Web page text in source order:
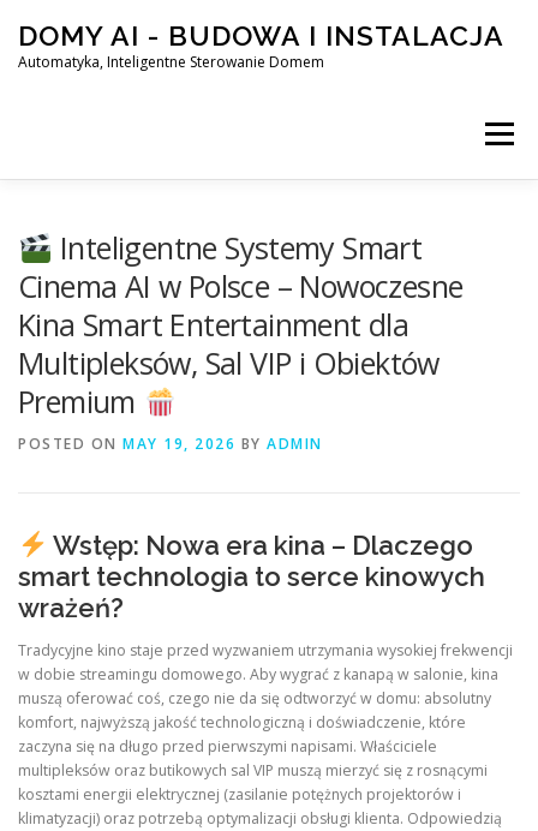
content
DOMY AI - BUDOWA I INSTALACJA
Automatyka, Inteligentne Sterowanie Domem
Menu
SMART DOM AI – AUTOMATYKA, INTELIGENTNE
BLOG KONTAKT
Inteligentne Systemy Smart
Cinema AI w Polsce – Nowoczesne
Kina Smart Entertainment dla
Multipleksów, Sal VIP i Obiektów
Premium
POSTED ON MAY 19, 2026 BY ADMIN
Wstęp: Nowa era kina – Dlaczego
smart technologia to serce kinowych
wrażeń?
Tradycyjne kino staje przed wyzwaniem utrzymania wysokiej frekwencji
w dobie streamingu domowego. Aby wygrać z kanapą w salonie, kina
muszą oferować coś, czego nie da się odtworzyć w domu: absolutny
komfort, najwyższą jakość technologiczną i doświadczenie, które
zaczyna się na długo przed pierwszymi napisami. Właściciele
multipleksów oraz butikowych sal VIP muszą mierzyć się z rosnącymi
kosztami energii elektrycznej (zasilanie potężnych projektorów i
klimatyzacji) oraz potrzebą optymalizacji obsługi klienta. Odpowiedzią